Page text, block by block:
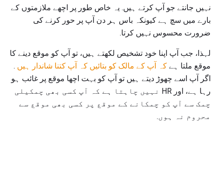
نہیں جانتے جو آپ کرتے ہیں. یہ خاص طور پر اچھے ملازمتوں کے
بارے میں سچ ہے کیونکہ باس ہر دن آپ پر حور کرنے کی
ضرورت محسوس نہیں کرتا.
لہذا، جب آپ اپنا خود تشخیص لکھتے ہیں، تو آپ کو موقع دینے کا
موقع ملتا ہے کہ آپ کے مالک کو بتائیں کہ آپ کتنا شاندار ہیں .
اگر آپ اسے چھوڑ دیتے ہیں تو آپ کو بہت اچھا موقع پر غائب ہو
رہا ہے، اور HR نہیں چاہتا ہے کہ آپ کسی بھی چمکیلی
چمک سے آپ کو چمکانے کے موقع پر کسی بھی موقع سے
محروم نہ ہوں.